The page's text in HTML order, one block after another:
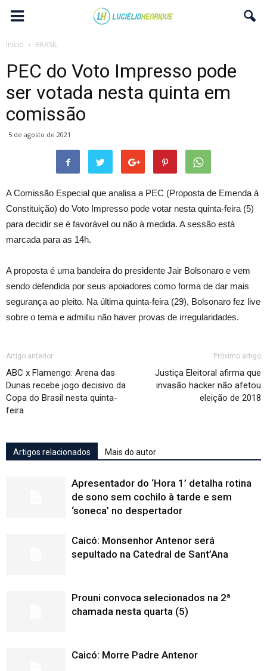
Início BRASIL
PEC do Voto Impresso pode
ser votada nesta quinta em
comissão
5 de agosto de 2021
A Comissão Especial que analisa a PEC (Proposta de Emenda à
Constituição) do Voto Impresso pode votar nesta quinta-feira (5)
para decidir se é favorável ou não à medida. A sessão está
marcada para as 14h.
A proposta é uma bandeira do presidente Jair Bolsonaro e vem
sendo defendida por seus apoiadores como forma de dar mais
segurança ao pleito. Na última quinta-feira (29), Bolsonaro fez live
sobre o tema e admitiu não haver provas de irregularidades.
Artigo anterior
ABC x Flamengo: Arena das
Dunas recebe jogo decisivo da
Copa do Brasil nesta quinta-
feira
Próximo artigo
Justiça Eleitoral afirma que
invasão hacker não afetou
eleição de 2018
Artigos relacionados Mais do autor
Apresentador do ‘Hora 1’ detalha rotina
de sono sem cochilo à tarde e sem
‘soneca’ no despertador
Caicó: Monsenhor Antenor será
sepultado na Catedral de Sant’Ana
Prouni convoca selecionados na 2ª
chamada nesta quarta (5)
Caicó: Morre Padre Antenor